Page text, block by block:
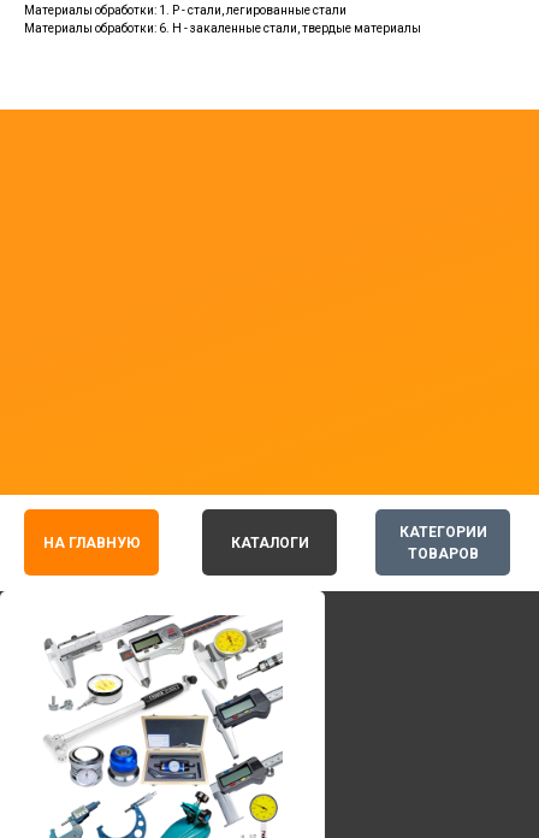
Материалы обработки: 1. P - стали, легированные стали
Материалы обработки: 6. H - закаленные стали, твердые материалы
КАТЕГОРИИ
ТОВАРОВ
НА ГЛАВНУЮ КАТАЛОГИ